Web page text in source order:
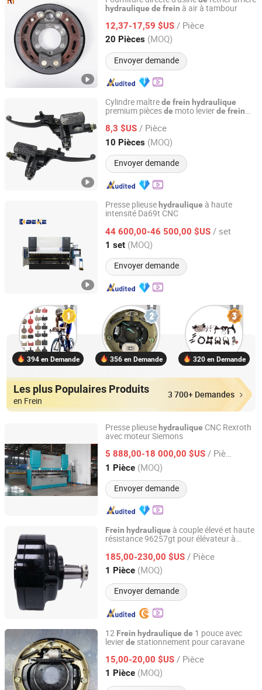
hydraulique de frein à air à tambour
12,37-17,59 $US / Pièce
20 Pièces (MOQ)
Envoyer demande
Rizhao Renhe Auto Parts Technology Co., Ltd.
Shandong, China Depuis 2023
Cylindre maîtrede frein hydraulique
premium piècesde moto levierde frein
8,3 $US / Pièce
10 Pièces (MOQ)
Envoyer demande
Guangzhou Tangze Motorcycle Parts Co., Ltd.
Guangdong, China Depuis 2026
Presse plieuse hydraulique à haute
intensité Da69t CNC
44 600,00-46 500,00 $US / set
1 set (MOQ)
Envoyer demande
NANJING BEKE CNC MACHINERY CO., LTD.
Jiangsu, China Depuis 2020
394 en Demande 356 en Demande 320 en Demande
Les plus Populaires Produits
en Frein
3 700+ Demandes
Presse plieuse hydraulique CNC Rexroth
avec moteur Siemons
5 888,00-18 000,00 $US / Pièce
1 Pièce (MOQ)
Envoyer demande
Anhui Huaxia Machine Manufacturing Co., Ltd.
Anhui, China Depuis 2013
Frein hydraulique à couple élevé et haute
résistance 96257gt pour élévateur à
185,00-230,00 $US / Pièce
1 Pièce (MOQ)
Envoyer demande
Fuzhou Gaoyuan Machinery Equipment Co., Ltd.
Fujian, China Depuis 2026
12 Frein hydraulique de 1 pouce avec
levierde stationnement pour caravane
15,00-20,00 $US / Pièce
1 Pièce (MOQ)
Qingdao Tsingleader Industry Co., Ltd.
Shandong, China Depuis 2022